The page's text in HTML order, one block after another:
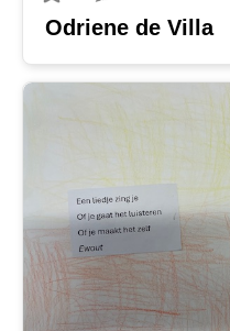
Odriene de Villa